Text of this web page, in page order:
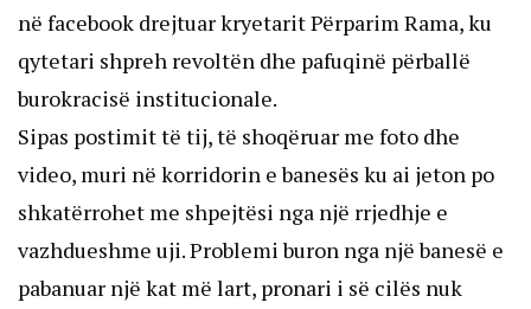
në facebook drejtuar kryetarit Përparim Rama, ku
qytetari shpreh revoltën dhe pafuqinë përballë
burokracisë institucionale.
Sipas postimit të tij, të shoqëruar me foto dhe
video, muri në korridorin e banesës ku ai jeton po
shkatërrohet me shpejtësi nga një rrjedhje e
vazhdueshme uji. Problemi buron nga një banesë e
pabanuar një kat më lart, pronari i së cilës nuk